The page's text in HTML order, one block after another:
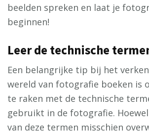
beelden spreken en laat je
beginnen!
Leer de technische
Een belangrijke tip bij het
wereld van fotografie boeken is
te raken met de technische
gebruikt in de fotografie.
van deze termen misschien